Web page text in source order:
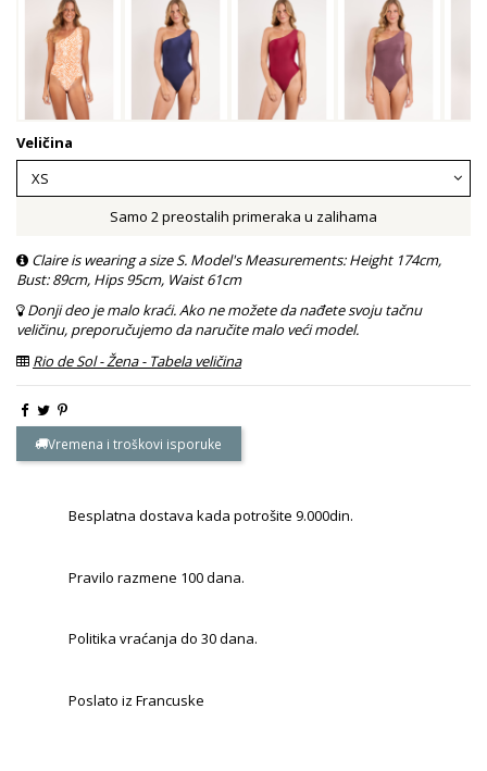
Veličina
Samo 2 preostalih primeraka u zalihama
Claire is wearing a size S. Model's Measurements: Height 174cm,
Bust: 89cm, Hips 95cm, Waist 61cm
Donji deo je malo kraći. Ako ne možete da nađete svoju tačnu
veličinu, preporučujemo da naručite malo veći model.
Rio de Sol - Žena - Tabela veličina
Vremena i troškovi isporuke
Besplatna dostava kada potrošite 9.000din.
Pravilo razmene 100 dana.
Politika vraćanja do 30 dana.
Poslato iz Francuske